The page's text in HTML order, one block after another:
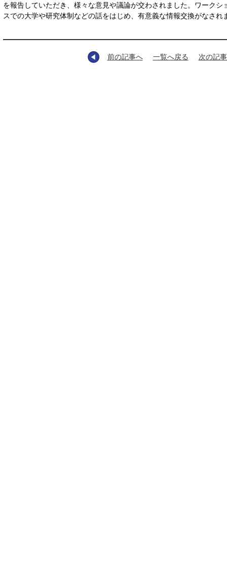
を報告していただき、様々な意見や議論が交わされました。ワーク
スでの大学や研究体制などの話をはじめ、有意義な情報交換がなされ
前の記事へ 一覧へ戻る 次の記